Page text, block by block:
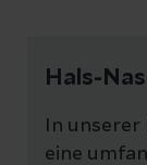
Hals-
In
eine